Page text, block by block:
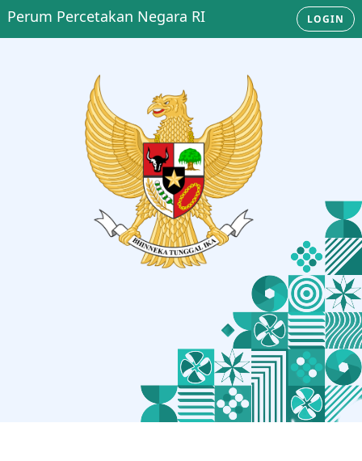
Perum Percetakan Negara RI LOGIN